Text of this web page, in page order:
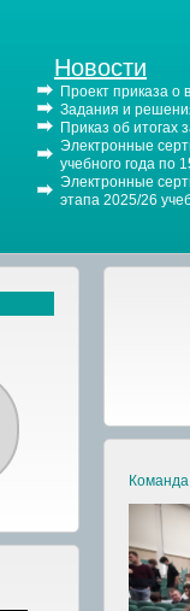
Новости
Проект приказа о
Задания и
Приказ об итогах
Электронные
учебного года по
Электронные
этапа 2025/26